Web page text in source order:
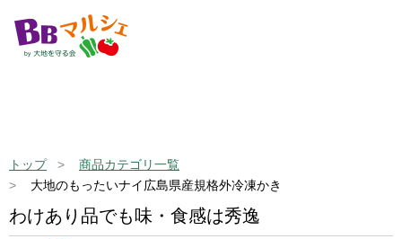
トップ
商品カテゴリ一覧
大地のもったいナイ広島県産規格外冷凍かき
わけあり品でも味・食感は秀逸